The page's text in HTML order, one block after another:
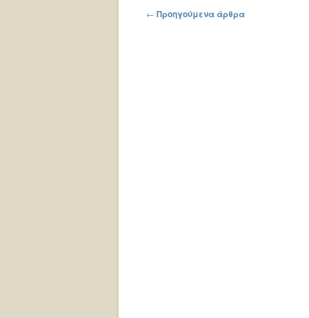
Πλοήγηση στα άρθρα
← Προηγούμενα άρθρα